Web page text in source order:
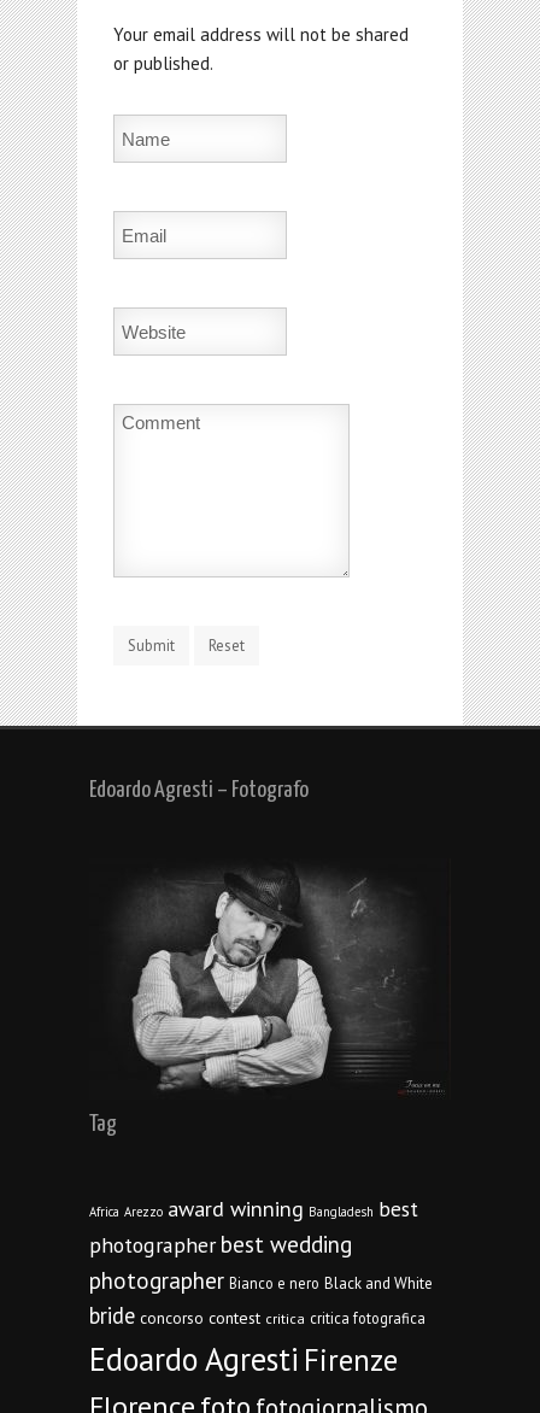
Your email address will not be shared
or published.
Edoardo Agresti – Fotografo
Tag
Africa Arezzo award winning Bangladesh best
photographer best wedding
photographer Bianco e nero Black and White
bride concorso contest critica critica fotografica
Edoardo Agresti Firenze